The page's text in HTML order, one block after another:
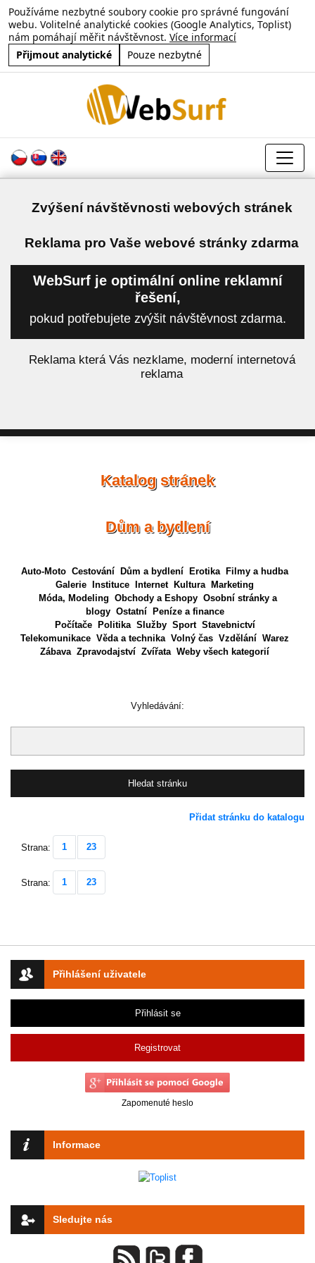
Používáme nezbytné soubory cookie pro správné fungování
webu. Volitelné analytické cookies (Google Analytics, Toplist)
nám pomáhají měřit návštěvnost. Více informací
Přijmout analytické
Pouze nezbytné
Zvýšení návštěvnosti webových stránek
Reklama pro Vaše webové stránky zdarma
WebSurf je optimální online reklamní
řešení,
pokud potřebujete zvýšit návštěvnost zdarma.
Reklama která Vás nezklame, moderní internetová
reklama
Přihlášení uživatele
Přihlásit se
Registrovat
Zapomenuté heslo
Informace
Sledujte nás
Katalog stránek
Dům a bydlení
Auto-Moto Cestování Dům a bydlení Erotika
Filmy a hudba
Galerie
Instituce Internet Kultura
Marketing
Móda, Modeling Obchody a Eshopy Osobní stránky a
blogy Ostatní
Peníze a finance
Počítače
Politika Služby Sport Stavebnictví
Telekomunikace Věda a technika Volný čas Vzdělání Warez
Zábava Zpravodajství Zvířata Weby všech kategorií
Vyhledávání:
Přidat stránku do katalogu
Strana: 1 23
Strana: 1 23